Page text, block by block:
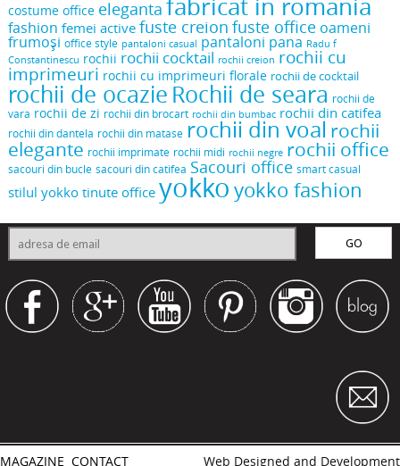
costume office eleganta fabricat in romania
fashion femei active fuste creion fuste office oameni
frumoși office style pantaloni casual pantaloni pana Radu f
Constantinescu rochii rochii cocktail rochii creion rochii cu
imprimeuri rochii cu imprimeuri florale rochii de cocktail
rochii de ocazie Rochii de seara rochii de
vara rochii de zi rochii din brocart rochii din bumbac rochii din catifea
rochii din dantela rochii din matase rochii din voal rochii
elegante rochii imprimate rochii midi rochii negre rochii office
sacouri din bucle sacouri din catifea Sacouri office smart casual
stilul yokko tinute office yokko yokko fashion
MAGAZINE CONTACT Web Designed and Development